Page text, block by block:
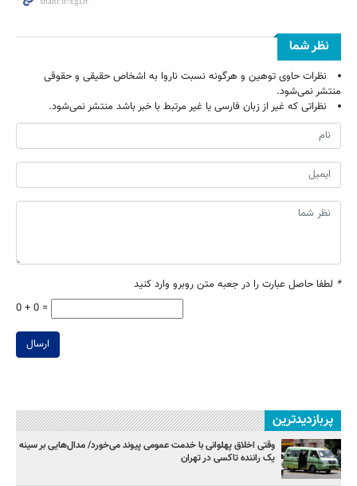
نظر شما
نظرات حاوی توهین و هرگونه نسبت ناروا به اشخاص حقیقی و حقوقی
منتشر نمی‌شود.
نظراتی که غیر از زبان فارسی یا غیر مرتبط با خبر باشد منتشر نمی‌شود.
* لطفا حاصل عبارت را در جعبه متن روبرو وارد کنید
0 + 0 =
ارسال
پربازدیدترین
وقتی اخلاق پهلوانی با خدمت عمومی پیوند می‌خورد/ مدال‌هایی بر سینه
یک راننده تاکسی در تهران